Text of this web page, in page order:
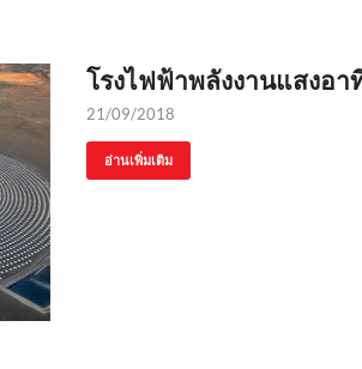
โรงไฟฟ้าพลังงานแสงอ
21/09/2018
อ่านเพิ่มเติม